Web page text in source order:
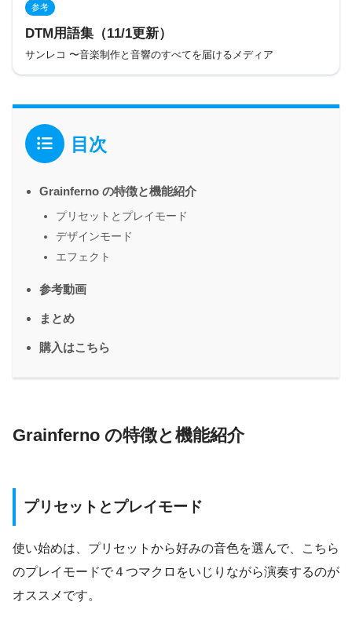
参考
DTM用語集（11/1更新）
サンレコ 〜音楽制作と音響のすべてを届けるメディア
目次
Grainferno の特徴と機能紹介
プリセットとプレイモード
デザインモード
エフェクト
参考動画
まとめ
購入はこちら
Grainferno の特徴と機能紹介
プリセットとプレイモード
使い始めは、プリセットから好みの音色を選んで、こちら
のプレイモードで４つマクロをいじりながら演奏するのが
オススメです。